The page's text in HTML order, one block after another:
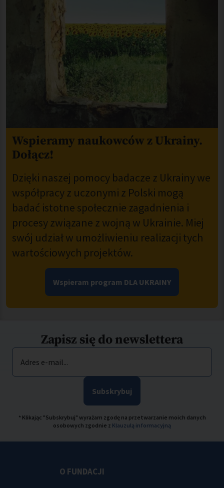
Wspieramy naukowców z Ukrainy.
Dołącz!
Dzięki naszej pomocy badacze z Ukrainy we
współpracy z uczonymi z Polski mogą
badać istotne społecznie zagadnienia i
procesy związane z wojną w Ukrainie. Miej
swój udział w umożliwieniu realizacji tych
wartościowych projektów.
Wspieram program DLA UKRAINY
Zapisz się do newslettera
Adres e-mail...
Subskrybuj
* Klikając "Subskrybuj" wyrażam zgodę na przetwarzanie moich danych
osobowych zgodnie z Klauzulą informacyjną
O FUNDACJI